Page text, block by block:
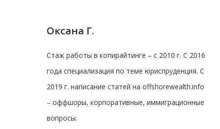
Оксана Г.
Стаж работы в копирайтинге – с 2010 г. С 2016
года специализация по теме юриспруденция. С
2019 г. написание статей на offshorewealth.info
– оффшоры, корпоративные, иммиграционные
вопросы.